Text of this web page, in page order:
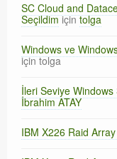
SC Cloud and
Seçildimiçintolga
Windows ve
içintolga
İleri Seviye Windows
İbrahim ATAY
IBM X226 Raid